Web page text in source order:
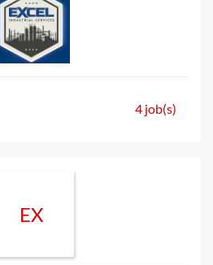
4 job(s)
EX